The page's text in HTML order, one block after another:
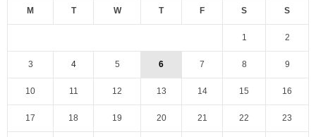
M T W T F S S
1 2
3 4 5 6 7 8 9
10 11 12 13 14 15 16
17 18 19 20 21 22 23